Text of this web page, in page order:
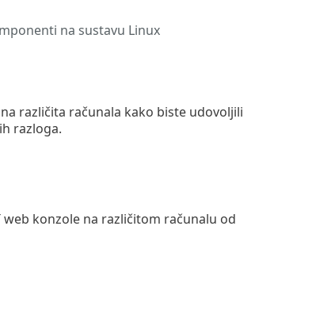
na sustavu Linux
različita računala kako biste udovoljili
razloga.
web konzole na različitom računalu od